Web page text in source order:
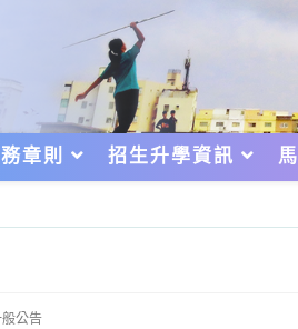
章則 招生升學資訊
公告